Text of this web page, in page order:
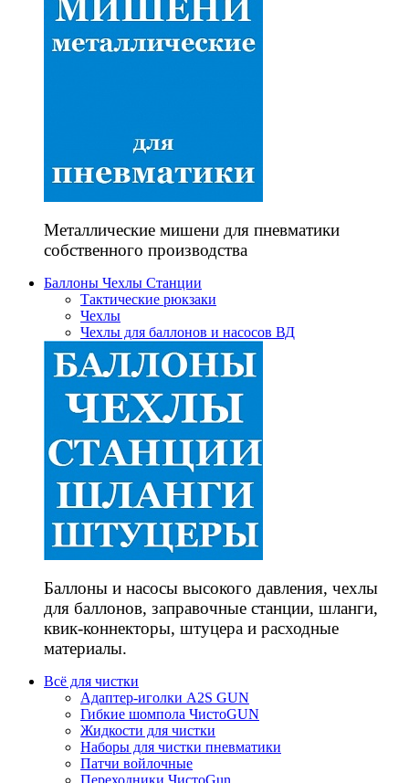
Металлические мишени для пневматики
собственного производства
Баллоны Чехлы Станции
Тактические рюкзаки
Чехлы
Чехлы для баллонов и насосов ВД
Баллоны и насосы высокого давления, чехлы
для баллонов, заправочные станции, шланги,
квик-коннекторы, штуцера и расходные
материалы.
Всё для чистки
Адаптер-иголки A2S GUN
Гибкие шомпола ЧистоGUN
Жидкости для чистки
Наборы для чистки пневматики
Патчи войлочные
Переходники ЧистоGun